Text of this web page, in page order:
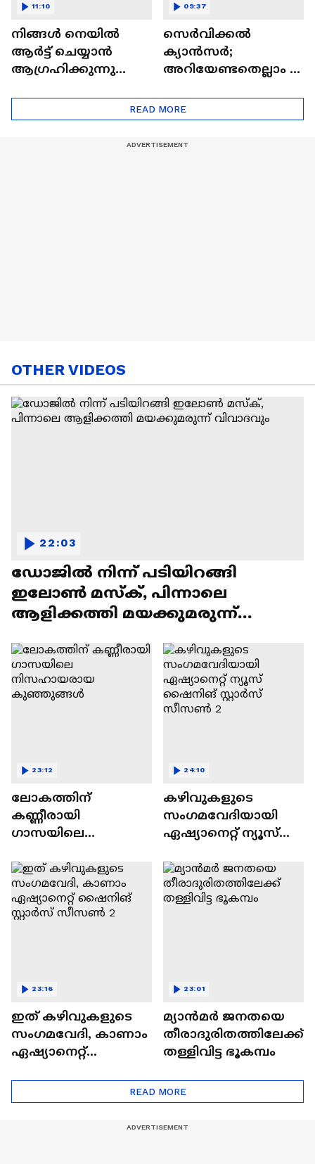
നിങ്ങൾ നെയിൽ
ആർട്ട് ചെയ്യാൻ
ആഗ്രഹിക്കുന്നുണ്ടോ
ട്രെൻഡിനെക്കുറിച്ച് |
Nail Art | Trends Cafe
11:10
സെർവിക്കൽ
ക്യാൻസർ;
അറിയേണ്ടതെല്ലാം |
Cancer
09:37
READ MORE
OTHER VIDEOS
ഡോജിൽ നിന്ന് പടിയിറങ്ങി
ഇലോൺ മസ്ക്, പിന്നാലെ
ആളിക്കത്തി മയക്കുമരുന്ന്
22:03
ലോകത്തിന്
കണ്ണീരായി
ഗാസയിലെ
കുഞ്ഞുങ്ങൾ
23:12
കഴിവുകളുടെ
സംഗമവേദിയായി
ഏഷ്യാനെറ്റ് ന്യൂസ്
സീസൺ 2
24:10
ഇത് കഴിവുകളുടെ
സംഗമവേദി, കാണാം
ഏഷ്യാനെറ്റ്
23:16
മ്യാൻമർ ജനതയെ
തീരാദുരിതത്തിലേക്ക്
തള്ളിവിട്ട ഭൂകമ്പം
23:01
READ MORE